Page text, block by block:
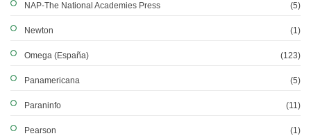
NAP-The National Academies Press (5)
Newton (1)
Omega (España) (123)
Panamericana (5)
Paraninfo (11)
Pearson (1)